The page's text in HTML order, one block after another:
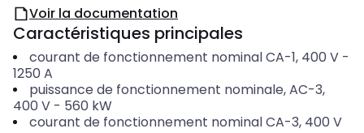
Voir la documentation
Caractéristiques principales
courant de fonctionnement nominal CA-1, 400 V-
1250 A
puissance de fonctionnement nominale, AC-3,
400 V - 560 kW
courant de fonctionnement nominal CA-3, 400 V